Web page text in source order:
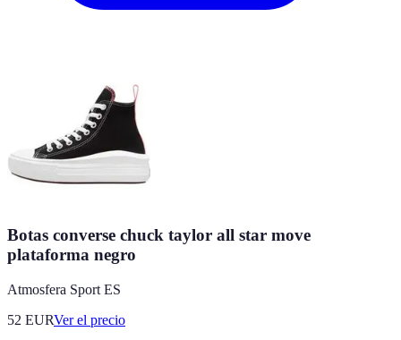
Botas converse chuck taylor all star move
plataforma negro
Atmosfera Sport ES
52 EURVer el precio